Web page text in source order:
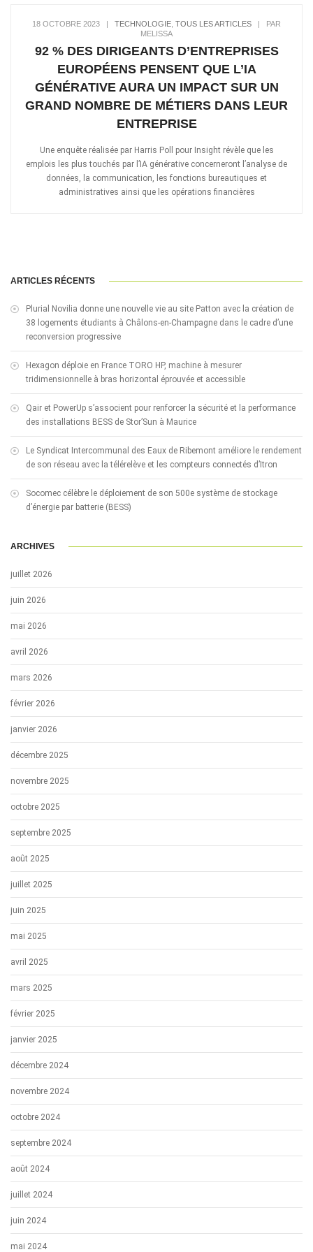
18 OCTOBRE 2023 TECHNOLOGIE TOUS LES ARTICLES
PAR
MELISSA
92 % DES DIRIGEANTS D’ENTREPRISES
EUROPÉENS PENSENT QUE L’IA
GÉNÉRATIVE AURA UN IMPACT SUR UN
GRAND NOMBRE DE MÉTIERS DANS LEUR
ENTREPRISE
Une enquête réalisée par Harris Poll pour Insight révèle que les
emplois les plus touchés par l’IA générative concerneront l’analyse de
données, la communication, les fonctions bureautiques et
administratives ainsi que les opérations financières
ARTICLES RÉCENTS
Plurial Novilia donne une nouvelle vie au site Patton avec la création de
38 logements étudiants à Châlons-en-Champagne dans le cadre d’une
reconversion progressive
Hexagon déploie en France TORO HP, machine à mesurer
tridimensionnelle à bras horizontal éprouvée et accessible
Qair et PowerUp s’associent pour renforcer la sécurité et la performance
des installations BESS de Stor’Sun à Maurice
Le Syndicat Intercommunal des Eaux de Ribemont améliore le rendement
de son réseau avec la télérelève et les compteurs connectés d’Itron
Socomec célèbre le déploiement de son 500e système de stockage
d’énergie par batterie (BESS)
ARCHIVES
juillet 2026
juin 2026
mai 2026
avril 2026
mars 2026
février 2026
janvier 2026
décembre 2025
novembre 2025
octobre 2025
septembre 2025
août 2025
juillet 2025
juin 2025
mai 2025
avril 2025
mars 2025
février 2025
janvier 2025
décembre 2024
novembre 2024
octobre 2024
septembre 2024
août 2024
juillet 2024
juin 2024
mai 2024